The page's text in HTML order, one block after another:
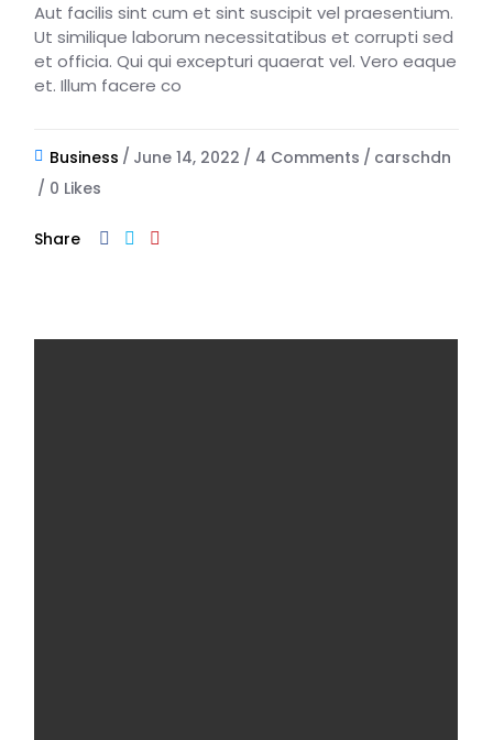
Aut facilis sint cum et sint suscipit vel praesentium.
Ut similique laborum necessitatibus et corrupti sed
et officia. Qui qui excepturi quaerat vel. Vero eaque
et. Illum facere co
Business June 14, 2022 4 Comments
carschdn
0 Likes
Share